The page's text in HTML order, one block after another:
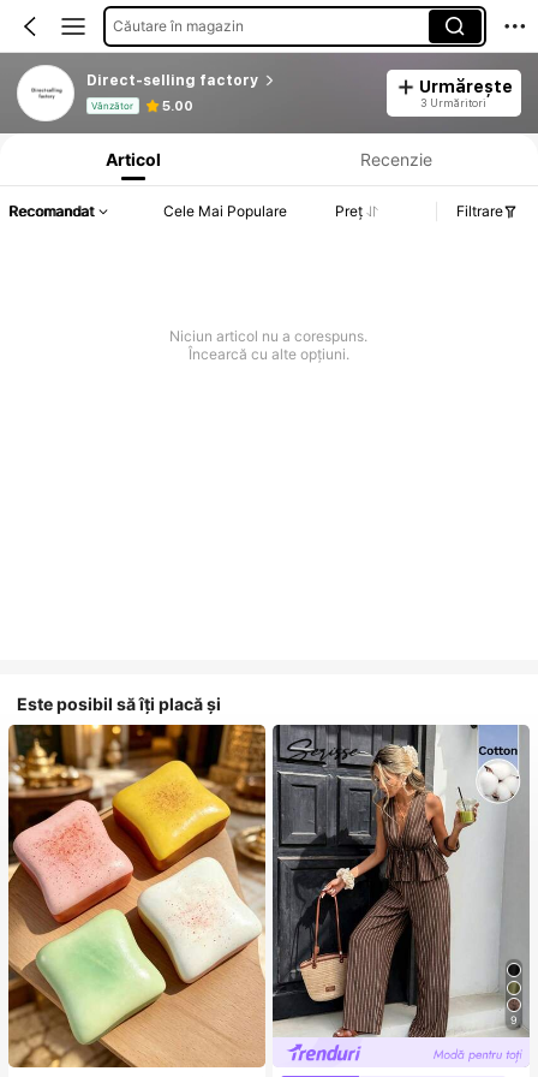
Căutare în magazin
Direct-selling factory
Vânzător 5.00
Urmărește
3 Urmăritori
Informații despre produs: Divulgarea prețului, detalii privind vânzările și stocul.
Articol Recenzie
Recomandat Cele Mai Populare Preț Filtrare
Niciun articol nu a corespuns.
Încearcă cu alte opțiuni.
Este posibil să îți placă și
9